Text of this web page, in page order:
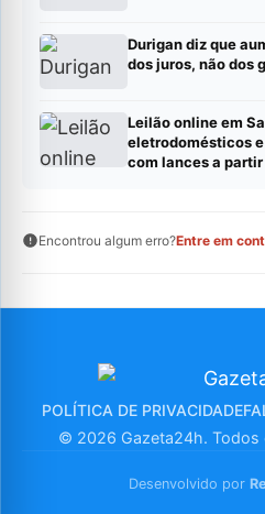
Durigan diz que
dos juros, não dos
Leilão online em
eletrodomésticos
com lances a
Encontrou algum erro?Entre em
POLÍTICA DE PRIVACIDADE
© 2026 Gazeta24h. Todos
Desenvolvido por